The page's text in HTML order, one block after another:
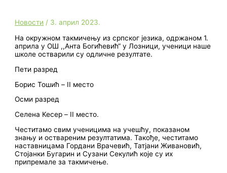
Новости / 3. април 2023.
На окружном такмичењу из српског језика, одржаном 1.
априла у ОШ ,,Анта Богићевић“ у Лозници, ученици наше
школе остварили су одличне резултате.
Пети разред
Борис Тошић – II место
Осми разред
Селена Кесер – II место.
Честитамо свим ученицима на учешћу, показаном
знању и оствареним резултатима. Такође, честитамо
наставницама Гордани Врачевић, Татјани Живановић,
Стојанки Бугарин и Сузани Секулић које су их
припремале за такмичење.